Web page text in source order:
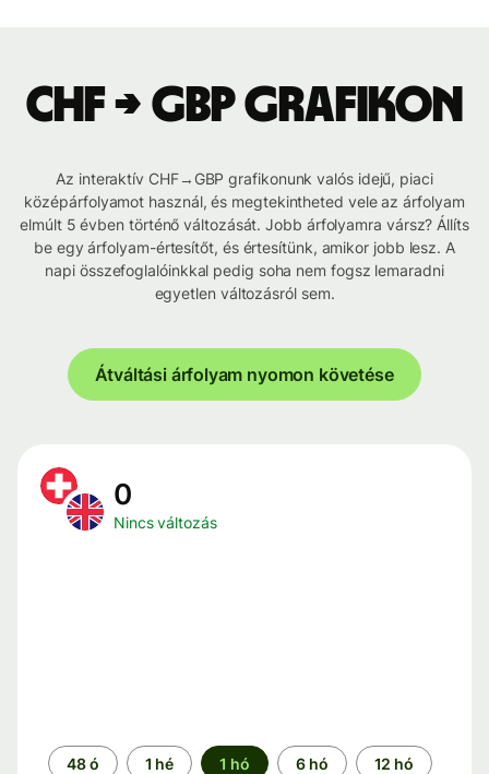
CHF → GBP grafikon
Az interaktív CHF→GBP grafikonunk valós idejű, piaci
középárfolyamot használ, és megtekintheted vele az árfolyam
elmúlt 5 évben történő változását. Jobb árfolyamra vársz? Állíts
be egy árfolyam-értesítőt, és értesítünk, amikor jobb lesz. A
napi összefoglalóinkkal pedig soha nem fogsz lemaradni
egyetlen változásról sem.
Átváltási árfolyam nyomon követése
0
Nincs változás
Időszak
48 ó 1 hé 1 hó 6 hó 12 hó